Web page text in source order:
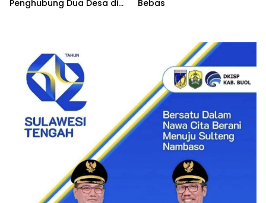
Penghubung Dua Desa di
Bebas